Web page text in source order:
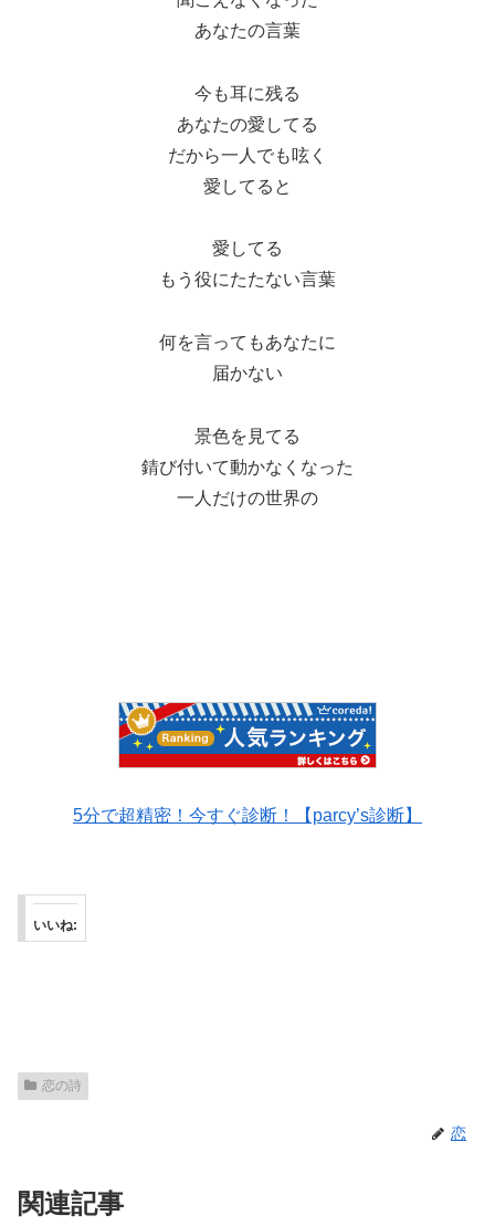
あなたの言葉
今も耳に残る
あなたの愛してる
だから一人でも呟く
愛してると
愛してる
もう役にたたない言葉
何を言ってもあなたに
届かない
景色を見てる
錆び付いて動かなくなった
一人だけの世界の
5分で超精密！今すぐ診断！【parcy’s診断】
いいね:
恋の詩
恋
関連記事